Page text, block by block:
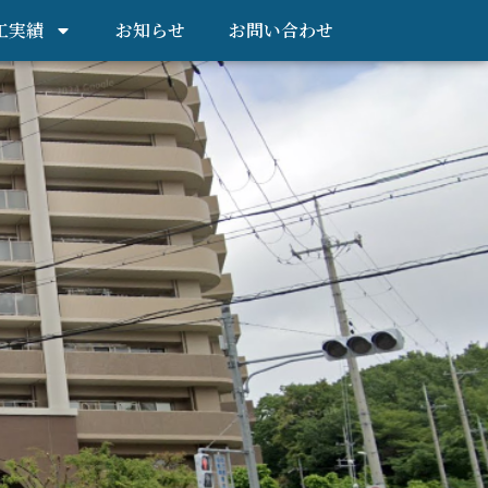
実績 お知らせ お問い合わせ